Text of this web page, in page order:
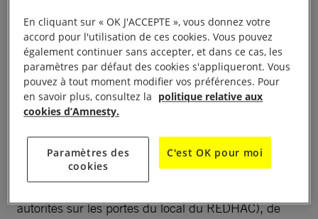
humains en Afrique centrale (REDHAC), a été
convoquée par le préfet du département du Wouri et
par la gendarmerie nationale pour une « enquête ».
Les autorités avaient suspendu en décembre 2024
les activités du REDHAC et de trois autres
Maximilienne Ngo Mbe, directrice du REDHAC, ont
été inculpées en janvier de diverses infractions,
notamment de « bris de scellés » (placés par les
autorités sur les portes du local du REDHAC), de
En cliquant sur « OK J'ACCEPTE », vous donnez votre
accord pour l'utilisation de ces cookies. Vous pouvez
également continuer sans accepter, et dans ce cas, les
paramètres par défaut des cookies s'appliqueront. Vous
pouvez à tout moment modifier vos préférences. Pour
en savoir plus, consultez la politique relative aux
cookies d’Amnesty.
Paramètres des
cookies
C'est OK pour moi